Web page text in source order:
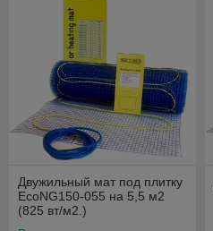
Двужильный мат под плитку
EcoNG150-055 на 5,5 м2
(825 вт/м2.)